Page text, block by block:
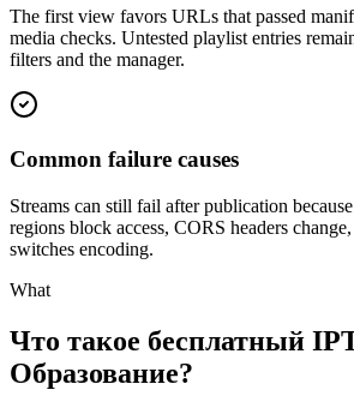
The first view favors URLs that passed
media checks. Untested playlist entries
filters and the manager.
Common failure causes
Streams can still fail after publication
regions block access, CORS headers
switches encoding.
What
Что такое бесплатный
Образование?